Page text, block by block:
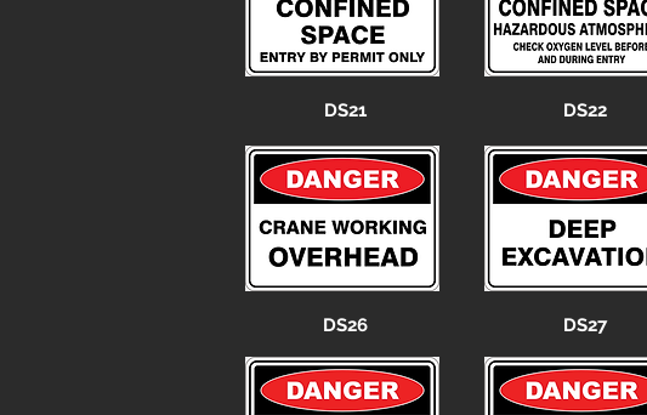
DS21
DS26
DS22
DS27